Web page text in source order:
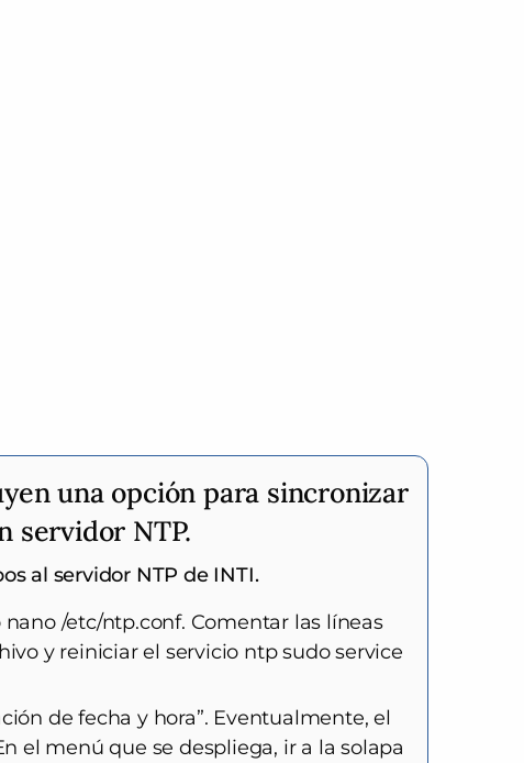
una opción para sincronizar
servidor NTP.
al servidor NTP de INTI.
/etc/ntp.conf. Comentar las líneas
y reiniciar el servicio ntp sudo service
de fecha y hora”. Eventualmente, el
el menú que se despliega, ir a la solapa